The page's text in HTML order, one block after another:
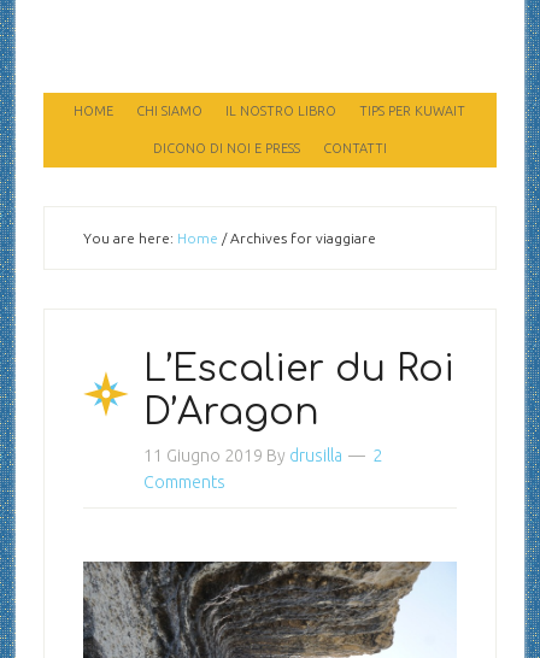
HOME CHI SIAMO IL NOSTRO LIBRO TIPS PER KUWAIT
DICONO DI NOI E PRESS CONTATTI
You are here: Home /Archives for viaggiare
L’Escalier du Roi
D’Aragon
11 Giugno 2019 By drusilla
2
Comments